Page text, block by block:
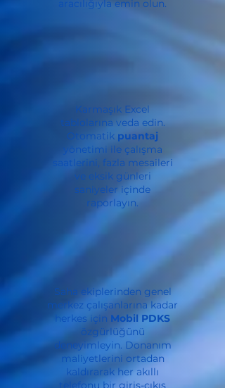
aracılığıyla emin olun.
Karmaşık Excel
tablolarına veda edin.
Otomatik puantaj
yönetimi ile çalışma
saatlerini, fazla mesaileri
ve eksik günleri
saniyeler içinde
raporlayın.
Saha ekiplerinden genel
merkez çalışanlarına kadar
herkes için Mobil PDKS
özgürlüğünü
deneyimleyin. Donanım
maliyetlerini ortadan
kaldırarak her akıllı
telefonu bir giriş-çıkış